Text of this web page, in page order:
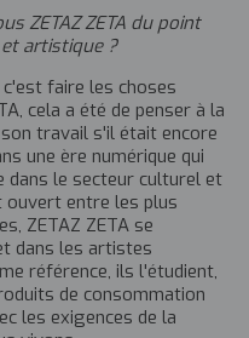
ZETAZ ZETA du point
artistique ?
faire les choses
cela a été de penser à la
travail s'il était encore
une ère numérique qui
dans le secteur culturel et
ouvert entre les plus
ZETAZ ZETA se
dans les artistes
référence, ils l'étudient,
de consommation
les exigences de la